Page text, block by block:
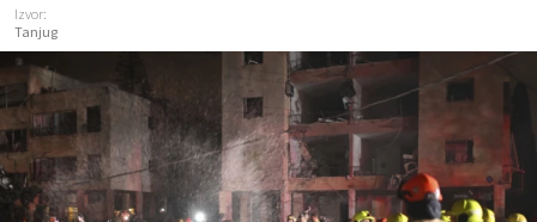
Izvor:
Tanjug